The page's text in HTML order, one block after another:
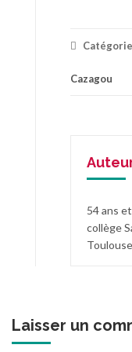
Cazagou
54 ans
collège
Laisser un